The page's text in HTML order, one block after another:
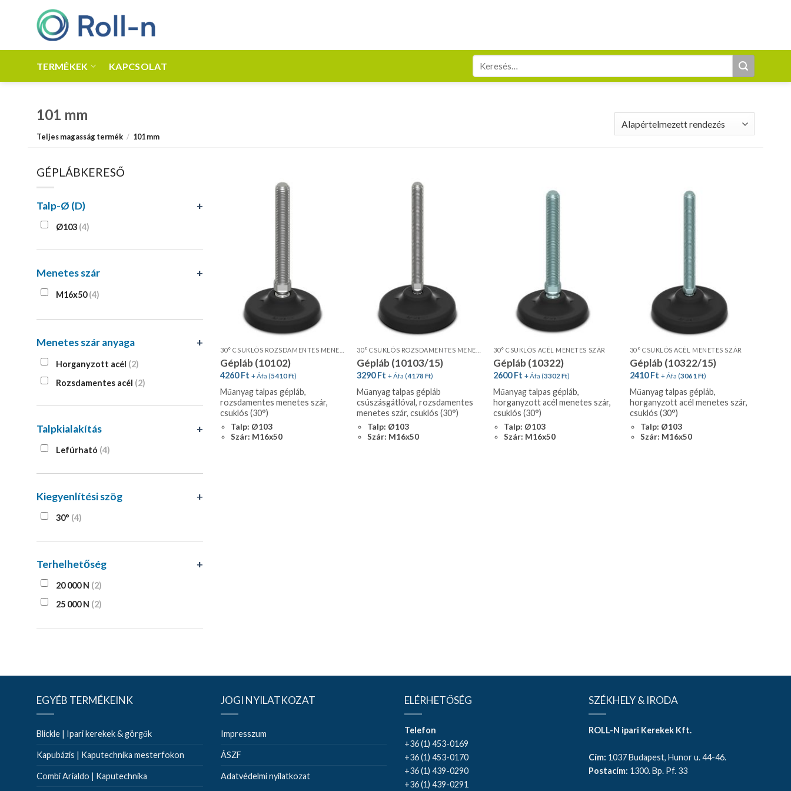
TERMÉKEK KAPCSOLAT
Keresés
következőre:
101 mm
Teljes magasság termék / 101 mm
GÉPLÁBKERESŐ
Talp-Ø (D) +
Ø103 (4)
Menetes szár +
M16x50 (4)
Menetes szár anyaga +
Horganyzott acél (2)
Rozsdamentes acél (2)
Talpkialakítás +
Lefúrható (4)
Kiegyenlítési szög +
30° (4)
Terhelhetőség +
20 000 N (2)
25 000 N (2)
Gépláb (10102)
4260Ft + Áfa (5410Ft)
Műanyag talpas gépláb,
rozsdamentes menetes szár,
csuklós (30°)
Talp: Ø103
Szár: M16x50
Gépláb (10103/15)
3290Ft + Áfa (4178Ft)
Műanyag talpas gépláb
csúszásgátlóval, rozsdamentes
menetes szár, csuklós (30°)
Talp: Ø103
Szár: M16x50
30° CSUKLÓS ACÉL MENETES SZÁR
Gépláb (10322)
2600Ft + Áfa (3302Ft)
Műanyag talpas gépláb,
horganyzott acél menetes szár,
csuklós (30°)
Talp: Ø103
Szár: M16x50
30° CSUKLÓS ACÉL MENETES SZÁR
Gépláb (10322/15)
2410Ft + Áfa (3061 Ft)
Műanyag talpas gépláb,
horganyzott acél menetes szár,
csuklós (30°)
Talp: Ø103
Szár: M16x50
EGYÉB TERMÉKEINK
Blickle | Ipari kerekek & görgők
Kapubázis | Kaputechnika mesterfokon
Combi Arialdo | Kaputechnika
JOGI NYILATKOZAT
Impresszum
ÁSZF
Adatvédelmi nyilatkozat
ELÉRHETŐSÉG
Telefon
+36 (1) 453-0169
+36 (1) 453-0170
+36 (1) 439-0290
+36 (1) 439-0291
SZÉKHELY & IRODA
ROLL-N ipari Kerekek Kft.
Cím: 1037 Budapest, Hunor u. 44-46.
Postacím: 1300. Bp. Pf. 33